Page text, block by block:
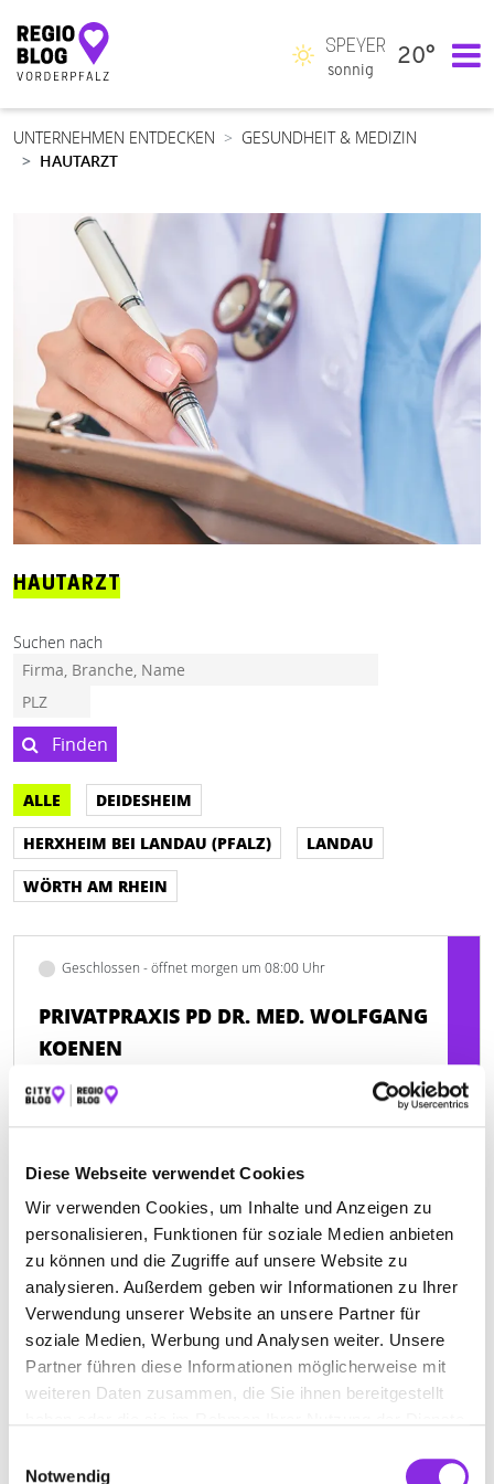
Diese Webseite verwendet Cookies
Wir verwenden Cookies, um Inhalte und Anzeigen zu
personalisieren, Funktionen für soziale Medien anbieten
zu können und die Zugriffe auf unsere Website zu
analysieren. Außerdem geben wir Informationen zu Ihrer
Verwendung unserer Website an unsere Partner für
soziale Medien, Werbung und Analysen weiter. Unsere
Partner führen diese Informationen möglicherweise mit
weiteren Daten zusammen, die Sie ihnen bereitgestellt
Notwendig
Hauptnavigation
SPEYER
sonnig
20°
UNTERNEHMEN ENTDECKEN
GESUNDHEIT & MEDIZIN
HAUTARZT
HAUTARZT
Suchen nach
Finden
ALLE
DEIDESHEIM
HERXHEIM BEI LANDAU (PFALZ)
LANDAU
WÖRTH AM RHEIN
Geschlossen - öffnet morgen um 08:00 Uhr
PRIVATPRAXIS PD DR. MED. WOLFGANG
KOENEN
Weinstraße 1